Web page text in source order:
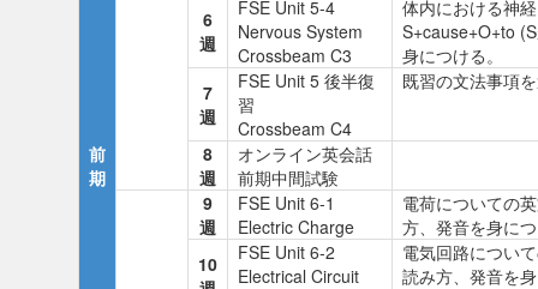
前
期
6
週
FSE Unit 5-4
Nervous System
Crossbeam C3
体内における神
S+cause+O+to
身につける。
7
週
FSE Unit 5 後半復
習
Crossbeam C4
既習の文法事項
8
週
オンライン英会話
前期中間試験
9
週
FSE Unit 6-1
Electric Charge
電荷についての
方、発音を身に
10
FSE Unit 6-2
Electrical Circuit
電気回路につい
読み方、発音を